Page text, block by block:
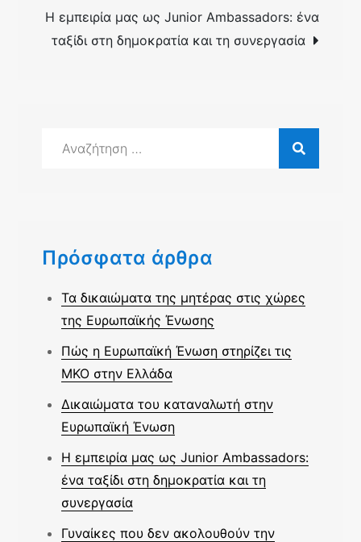
Η εμπειρία μας ως Junior Ambassadors: ένα
ταξίδι στη δημοκρατία και τη συνεργασία
Αναζήτηση
Πρόσφατα άρθρα
Τα δικαιώματα της μητέρας στις χώρες
της Ευρωπαϊκής Ένωσης
Πώς η Ευρωπαϊκή Ένωση στηρίζει τις
ΜΚΟ στην Ελλάδα
Δικαιώματα του καταναλωτή στην
Ευρωπαϊκή Ένωση
Η εμπειρία μας ως Junior Ambassadors:
ένα ταξίδι στη δημοκρατία και τη
συνεργασία
Γυναίκες που δεν ακολουθούν την